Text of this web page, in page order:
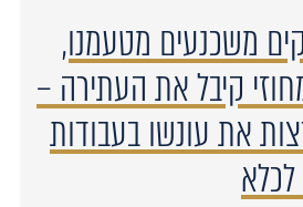
משכנעים מטעמנו,
קיבל את העתירה –
את עונשו בעבודות